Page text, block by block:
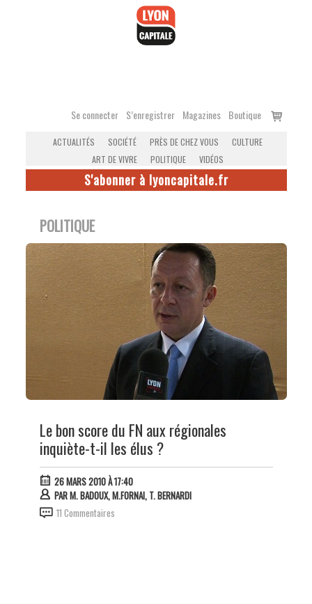
Se connecter S’enregistrer Magazines Boutique
Voir
ACTUALITÉS SOCIÉTÉ PRÈS DE CHEZ VOUS
CULTURE
ART DE VIVRE
POLITIQUE VIDÉOS
S'abonner à lyoncapitale.fr
POLITIQUE
Le bon score du FN aux régionales
inquiète-t-il les élus ?
26 MARS 2010 À 17:40
PARM. BADOUX, M.FORNAI, T. BERNARDI
11 Commentaires